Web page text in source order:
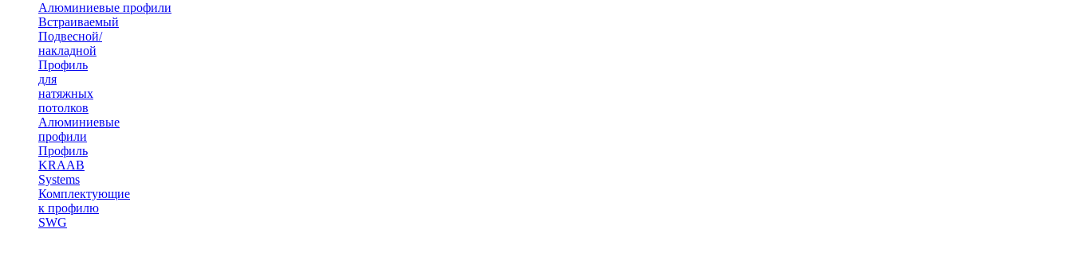
Алюминиевые профили
Встраиваемый
Подвесной/
накладной
Профиль
для
натяжных
потолков
Алюминиевые
профили
Профиль
KRAAB
Systems
Комплектующие
к профилю
SWG